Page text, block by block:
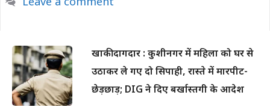
खाकी दागदार : कुशीनगर में महिला को घर से
उठाकर ले गए दो सिपाही, रास्ते में मारपीट-
छेड़छाड़; DIG ने दिए बर्खास्तगी के आदेश